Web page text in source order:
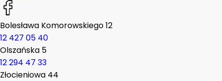
Bolesława Komorowskiego 12
12 427 05 40
Olszańska 5
12 294 47 33
Złocieniowa 44